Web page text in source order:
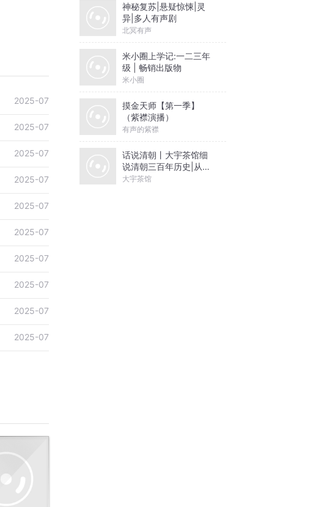
2025-07
2025-07
2025-07
2025-07
2025-07
2025-07
2025-07
2025-07
2025-07
2025-07
神秘复苏|悬疑惊悚|灵
异|多人有声剧
北冥有声
米小圈上学记:一二三年
级 | 畅销出版物
米小圈
摸金天师【第一季】
（紫襟演播）
有声的紫襟
话说清朝丨大宇茶馆细
说清朝三百年历史|从努
尔哈赤到末代皇帝溥仪|
大宇茶馆